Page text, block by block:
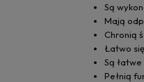
Są
Mają
Chronią
Łatwo
Są
Pełnią